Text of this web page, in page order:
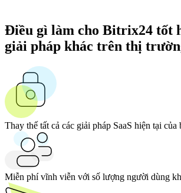
Điều gì làm cho Bitrix24 tốt
giải pháp khác trên thị
Thay thế tất cả các giải pháp SaaS hiện tại của
Miễn phí vĩnh viễn với số lượng người dùng